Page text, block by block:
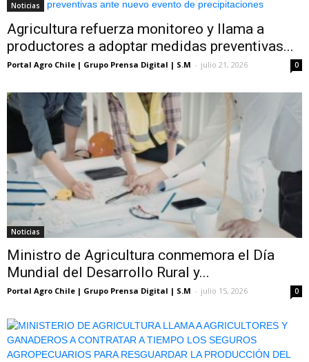
Noticias
Agricultura refuerza monitoreo y llama a
productores a adoptar medidas preventivas...
Portal Agro Chile | Grupo Prensa Digital | S.M - julio 21, 2026 0
Noticias
Ministro de Agricultura conmemora el Día
Mundial del Desarrollo Rural y...
Portal Agro Chile | Grupo Prensa Digital | S.M - julio 15, 2026 0